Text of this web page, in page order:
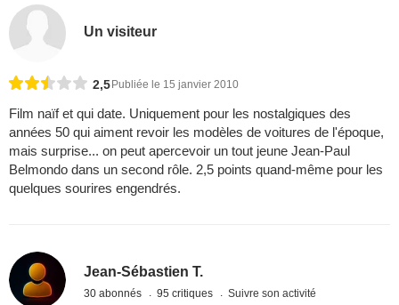
Un visiteur
2,5Publiée le 15 janvier 2010
Film naïf et qui date. Uniquement pour les nostalgiques des
années 50 qui aiment revoir les modèles de voitures de l'époque,
mais surprise... on peut apercevoir un tout jeune Jean-Paul
Belmondo dans un second rôle. 2,5 points quand-même pour les
quelques sourires engendrés.
Jean-Sébastien T.
30 abonnés 95 critiques Suivre son activité